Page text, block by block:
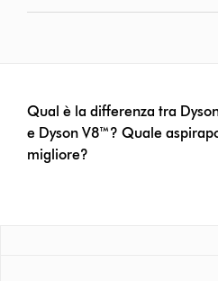
Qual è la differenza tra
e Dyson V8™? Quale
migliore?